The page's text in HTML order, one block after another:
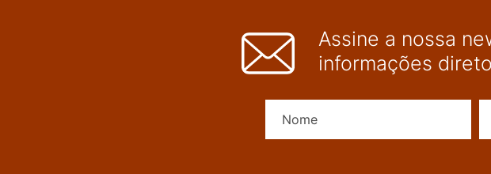
Assine a nossa
informações